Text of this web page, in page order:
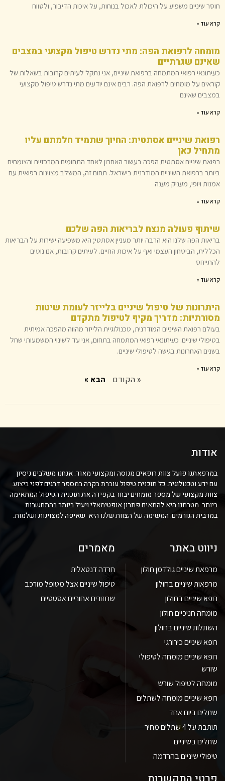
חוסר שיניים משפיע על היכולת לאכול בנוחות, על איכות הדיבור, ולטווח
קרא עוד »
מומחה לרפואת הפה: מתי נדרש טיפול מקצועי במצבים
שאינם שגרתיים
כעיתונאי רפואי המתמחה ברפואת שיניים, אני נתקל לעיתים קרובות בשאלות של
קוראים על מומחים לרפואת הפה. רבים אינם יודעים מתי נדרש טיפול מקצועי
במצבים שאינם
קרא עוד »
רפואת שיניים אסתטית: החיוך שתמיד חלמתם עליו
מתחיל כאן
רפואת שיניים אסתטית הפכה בעשור האחרון לאחד התחומים המרכזיים והצומחים
ביותר ברפואת השיניים המודרנית בישראל. תחום זה, המשלב מצוינות רפואית עם
אמנות ויופי, מעניק מענה
קרא עוד »
שיתוף פעולה מנצח לבריאות הפה שלכם
בריאות הפה שלנו היא הרבה יותר מעניין אסתטי; היא משפיעה ישירות על הבריאות
הכללית, הביטחון העצמי ואף על איכות החיים. לעיתים קרובות, אנו נוטים
להתייחס
קרא עוד »
היתרונות של טיפול שיניים בלייזר לעומת שיטות
מסורתיות: מדריך מקיף לטיפול מתקדם
בעולם רפואת השיניים המודרנית, טכנולוגיית הלייזר מהווה מהפכה אמיתית
בטיפולי שיניים. כעיתונאי רפואי המתמחה בתחום, אני עד לשינוי המשמעותי שחל
בשנים האחרונות בגישה לטיפולי שיניים.
קרא עוד »
« הקודם הבא »
אודות
במרפאתנו פועל צוות רופאים מנוסה ומקצועי מאוד. אנחנו משלבים ניסיון
עם ידע וטכנולוגיה. כל תוכנית טיפול עוברת בקרה במספר דרגים לפני ביצוע.
צוות מקצועי של מספר מומחים יבחר בקפידה את תוכנית הטיפול המתאימה
ביותר. מטרתנו היא להתאים פתרון אופטימאלי ויעיל ביותר בהתחשבות
במרבית הגורמים. המשימה של הצוות שלנו היא שאיפה למצוינות ושלמות.
ניווט באתר
מרפאת שיניים גולדמן חולון
מרפאות שיניים בחולון
רופא שיניים בחולון
מומחה חניכיים חולון
השתלות שיניים בחולון
רופא שיניים כירורגי
רופא שיניים מומחה לטיפולי
שורש
מומחה לטיפול שורש
רופא שיניים מומחה לשתלים
שתלים ביום אחד
תותבת על 4 שתלים מחיר
שתלים בשיניים
טיפולי שיניים בהרדמה
מאמרים
חרדה דנטאלית
טיפול שיניים אצל מטופל מורכב
שחזורים אחוריים אסטטיים